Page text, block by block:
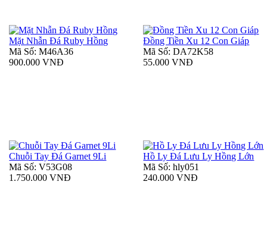
Mặt Nhẫn Đá Ruby Hồng
Mã Số: M46A36
900.000 VNĐ
Đồng Tiền Xu 12 Con Giáp
Mã Số: DA72K58
55.000 VNĐ
Chuỗi Tay Đá Garnet 9Li
Mã Số: V53G08
1.750.000 VNĐ
Hồ Ly Đá Lưu Ly Hồng Lớn
Mã Số: hly051
240.000 VNĐ